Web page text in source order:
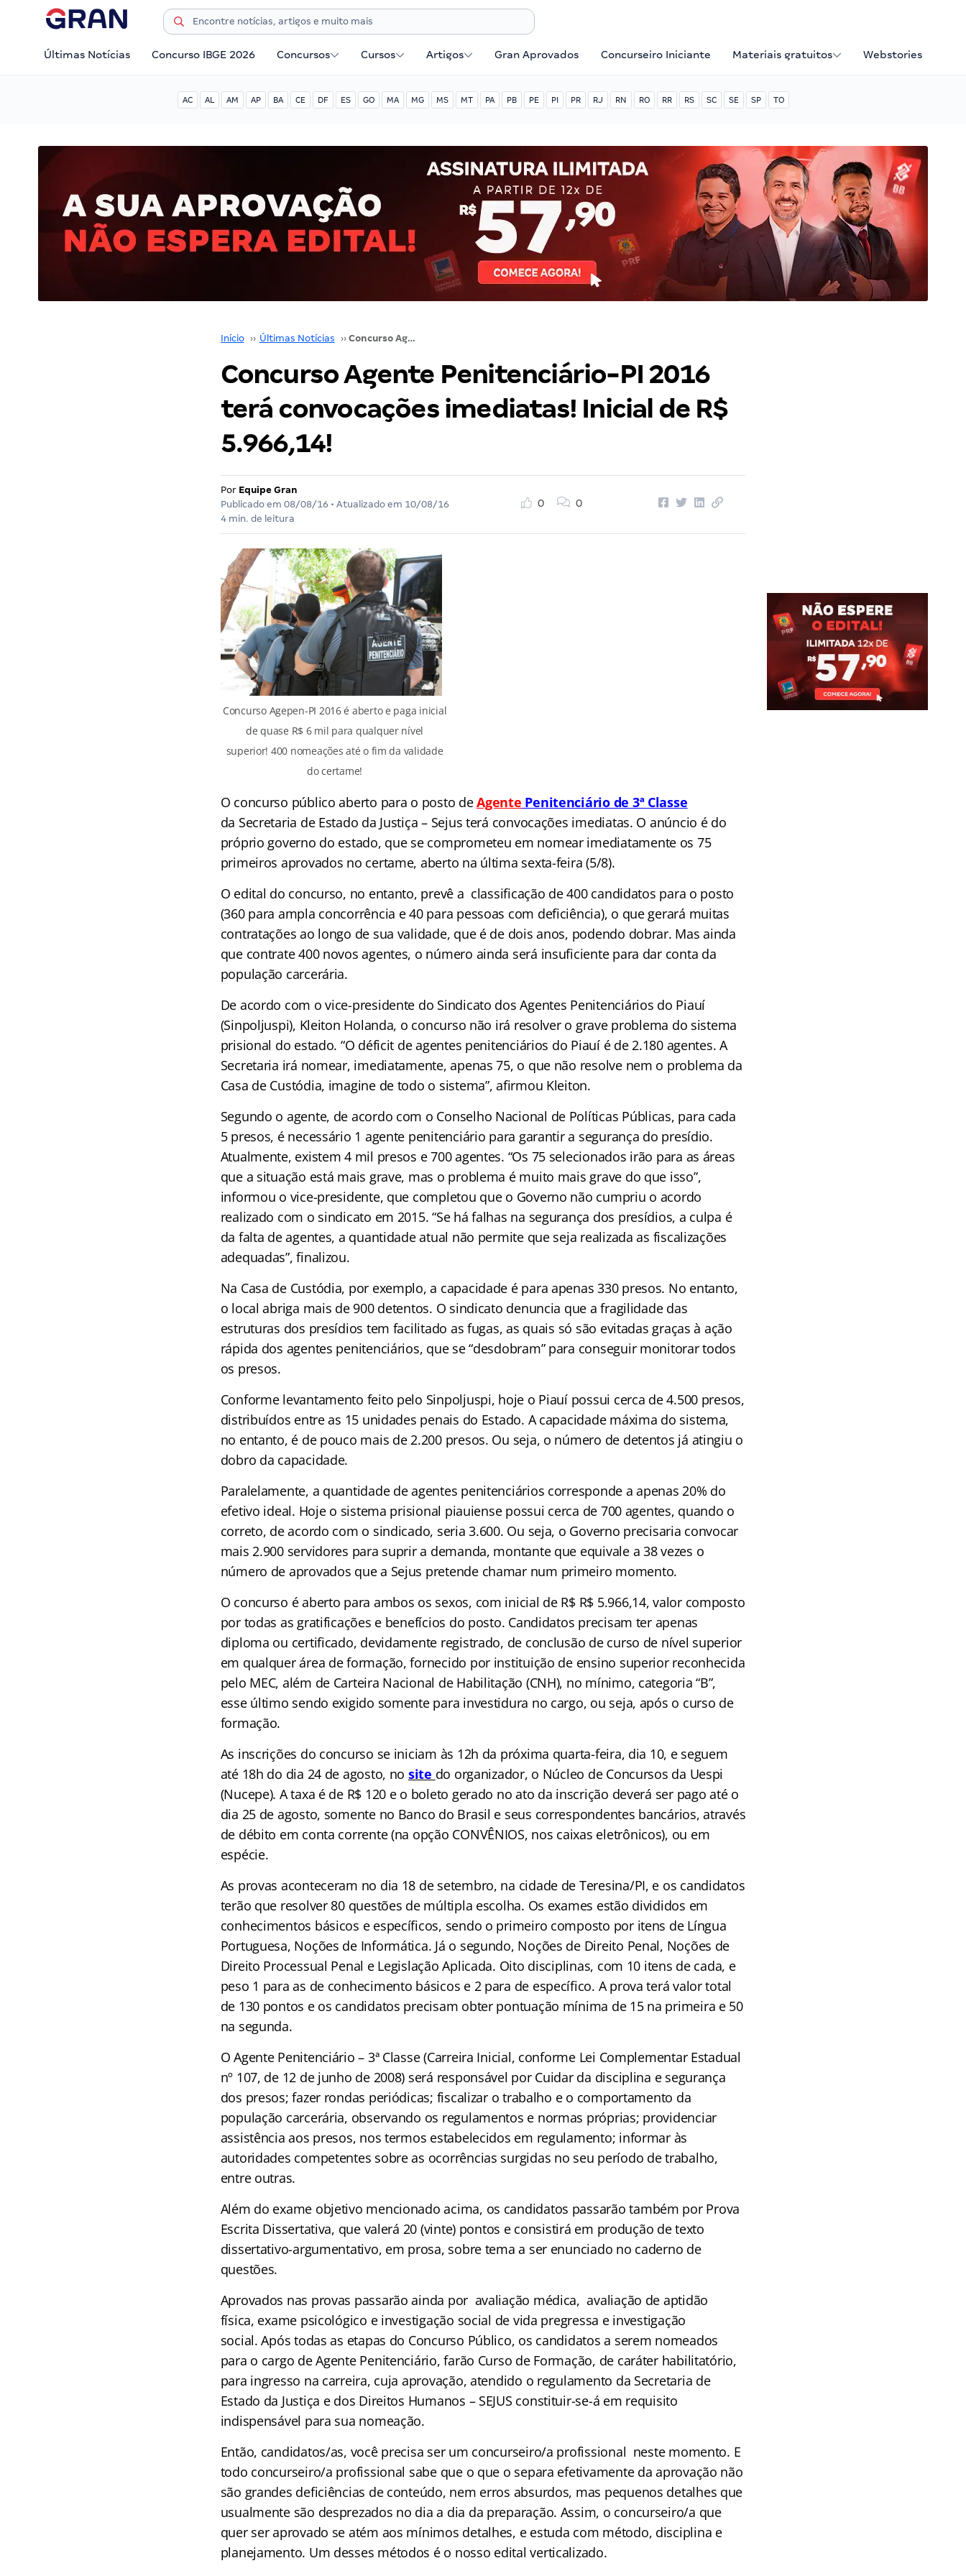
Últimas Notícias Concurso IBGE 2026 Concursos Cursos Artigos Gran Aprovados Concurseiro Iniciante Materiais gratuitos Webstories
AC AL AM AP BA CE DF ES GO MA MG MS MT PA PB PE PI PR RJ RN RO RR RS SC SE SP TO
Início ›› Últimas Notícias ›› Concurso Agente Penitenciário-PI 2016 terá convocações imediatas! Inicial de R$ 5.966,14!
Concurso Agente Penitenciário-PI 2016
terá convocações imediatas! Inicial de R$
5.966,14!
Por Equipe Gran
Publicado em 08/08/16 • Atualizado em 10/08/16
4 min. de leitura
0 0
Concurso Agepen-PI 2016 é aberto e paga inicial
de quase R$ 6 mil para qualquer nível
superior! 400 nomeações até o fim da validade
do certame!
O concurso público aberto para o posto deAgente Penitenciário de 3ª Classe
da Secretaria de Estado da Justiça – Sejus terá convocações imediatas. O anúncio é do
próprio governo do estado, que se comprometeu em nomear imediatamente os 75
primeiros aprovados no certame, aberto na última sexta-feira (5/8).
O edital do concurso, no entanto, prevê a classificação de 400 candidatos para o posto
(360 para ampla concorrência e 40 para pessoas com deficiência), o que gerará muitas
contratações ao longo de sua validade, que é de dois anos, podendo dobrar. Mas ainda
que contrate 400 novos agentes, o número ainda será insuficiente para dar conta da
população carcerária.
De acordo com o vice-presidente do Sindicato dos Agentes Penitenciários do Piauí
(Sinpoljuspi), Kleiton Holanda, o concurso não irá resolver o grave problema do sistema
prisional do estado. “O déficit de agentes penitenciários do Piauí é de 2.180 agentes. A
Secretaria irá nomear, imediatamente, apenas 75, o que não resolve nem o problema da
Casa de Custódia, imagine de todo o sistema”, afirmou Kleiton.
Segundo o agente, de acordo com o Conselho Nacional de Políticas Públicas, para cada
5 presos, é necessário 1 agente penitenciário para garantir a segurança do presídio.
Atualmente, existem 4 mil presos e 700 agentes. “Os 75 selecionados irão para as áreas
que a situação está mais grave, mas o problema é muito mais grave do que isso”,
informou o vice-presidente, que completou que o Governo não cumpriu o acordo
realizado com o sindicato em 2015. “Se há falhas na segurança dos presídios, a culpa é
da falta de agentes, a quantidade atual não permite que seja realizada as fiscalizações
adequadas”, finalizou.
Na Casa de Custódia, por exemplo, a capacidade é para apenas 330 presos. No entanto,
o local abriga mais de 900 detentos. O sindicato denuncia que a fragilidade das
estruturas dos presídios tem facilitado as fugas, as quais só são evitadas graças à ação
rápida dos agentes penitenciários, que se “desdobram” para conseguir monitorar todos
os presos.
Conforme levantamento feito pelo Sinpoljuspi, hoje o Piauí possui cerca de 4.500 presos,
distribuídos entre as 15 unidades penais do Estado. A capacidade máxima do sistema,
no entanto, é de pouco mais de 2.200 presos. Ou seja, o número de detentos já atingiu o
dobro da capacidade.
Paralelamente, a quantidade de agentes penitenciários corresponde a apenas 20% do
efetivo ideal. Hoje o sistema prisional piauiense possui cerca de 700 agentes, quando o
correto, de acordo com o sindicado, seria 3.600. Ou seja, o Governo precisaria convocar
mais 2.900 servidores para suprir a demanda, montante que equivale a 38 vezes o
número de aprovados que a Sejus pretende chamar num primeiro momento.
O concurso é aberto para ambos os sexos, com inicial de R$ R$ 5.966,14, valor composto
por todas as gratificações e benefícios do posto. Candidatos precisam ter apenas
diploma ou certificado, devidamente registrado, de conclusão de curso de nível superior
em qualquer área de formação, fornecido por instituição de ensino superior reconhecida
pelo MEC, além de Carteira Nacional de Habilitação (CNH), no mínimo, categoria “B”,
esse último sendo exigido somente para investidura no cargo, ou seja, após o curso de
formação.
As inscrições do concurso se iniciam às 12h da próxima quarta-feira, dia 10, e seguem
até 18h do dia 24 de agosto, no site do organizador, o Núcleo de Concursos da Uespi
(Nucepe). A taxa é de R$ 120 e o boleto gerado no ato da inscrição deverá ser pago até o
dia 25 de agosto, somente no Banco do Brasil e seus correspondentes bancários, através
de débito em conta corrente (na opção CONVÊNIOS, nos caixas eletrônicos), ou em
espécie.
As provas aconteceram no dia 18 de setembro, na cidade de Teresina/PI, e os candidatos
terão que resolver 80 questões de múltipla escolha. Os exames estão divididos em
conhecimentos básicos e específicos, sendo o primeiro composto por itens de Língua
Portuguesa, Noções de Informática. Já o segundo, Noções de Direito Penal, Noções de
Direito Processual Penal e Legislação Aplicada. Oito disciplinas, com 10 itens de cada, e
peso 1 para as de conhecimento básicos e 2 para de específico. A prova terá valor total
de 130 pontos e os candidatos precisam obter pontuação mínima de 15 na primeira e 50
na segunda.
O Agente Penitenciário – 3ª Classe (Carreira Inicial, conforme Lei Complementar Estadual
nº 107, de 12 de junho de 2008) será responsável por Cuidar da disciplina e segurança
dos presos; fazer rondas periódicas; fiscalizar o trabalho e o comportamento da
população carcerária, observando os regulamentos e normas próprias; providenciar
assistência aos presos, nos termos estabelecidos em regulamento; informar às
autoridades competentes sobre as ocorrências surgidas no seu período de trabalho,
entre outras.
Além do exame objetivo mencionado acima, os candidatos passarão também por Prova
Escrita Dissertativa, que valerá 20 (vinte) pontos e consistirá em produção de texto
dissertativo-argumentativo, em prosa, sobre tema a ser enunciado no caderno de
questões.
Aprovados nas provas passarão ainda por avaliação médica, avaliação de aptidão
física, exame psicológico e investigação social de vida pregressa e investigação
social. Após todas as etapas do Concurso Público, os candidatos a serem nomeados
para o cargo de Agente Penitenciário, farão Curso de Formação, de caráter habilitatório,
para ingresso na carreira, cuja aprovação, atendido o regulamento da Secretaria de
Estado da Justiça e dos Direitos Humanos – SEJUS constituir-se-á em requisito
indispensável para sua nomeação.
Então, candidatos/as, você precisa ser um concurseiro/a profissional neste momento. E
todo concurseiro/a profissional sabe que o que o separa efetivamente da aprovação não
são grandes deficiências de conteúdo, nem erros absurdos, mas pequenos detalhes que
usualmente são desprezados no dia a dia da preparação. Assim, o concurseiro/a que
quer ser aprovado se atém aos mínimos detalhes, e estuda com método, disciplina e
planejamento. Um desses métodos é o nosso edital verticalizado.